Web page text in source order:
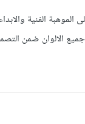
الموهبة الفنية
الالوان ضمن